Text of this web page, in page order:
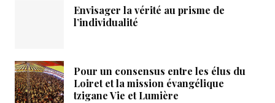
Envisager la vérité au prisme de
l’individualité
Pour un consensus entre les élus du
Loiret et la mission évangélique
tzigane Vie et Lumière